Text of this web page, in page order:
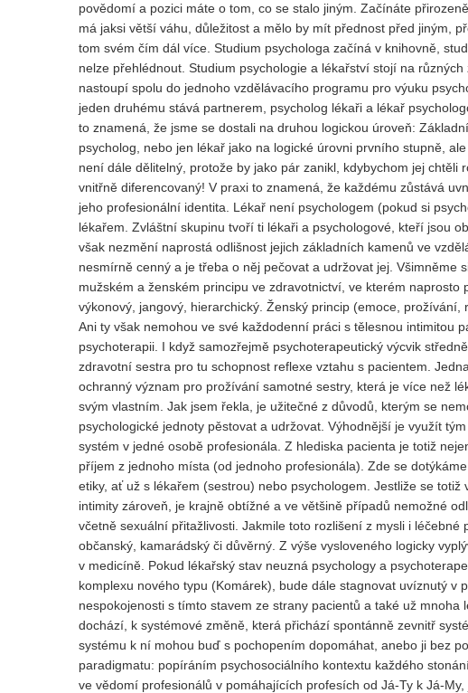
povědomí a pozici máte o tom, co se stalo jiným. Začínáte
má jaksi větší váhu, důležitost a mělo by mít přednost před jiným,
tom svém čím dál více. Studium psychologa začíná v knihovně,
nelze přehlédnout. Studium psychologie a lékařství stojí na
nastoupí spolu do jednoho vzdělávacího programu pro výuku
jeden druhému stává partnerem, psycholog lékaři a lékař
to znamená, že jsme se dostali na druhou logickou úroveň:
psycholog, nebo jen lékař jako na logické úrovni prvního stupně,
není dále dělitelný, protože by jako pár zanikl, kdybychom jej
vnitřně diferencovaný! V praxi to znamená, že každému zůstává
jeho profesionální identita. Lékař není psychologem (pokud si
lékařem. Zvláštní skupinu tvoří ti lékaři a psychologové, kteří jsou
však nezmění naprostá odlišnost jejich základních kamenů ve
nesmírně cenný a je třeba o něj pečovat a udržovat jej.
mužském a ženském principu ve zdravotnictví, ve kterém
výkonový, jangový, hierarchický. Ženský princip (emoce,
Ani ty však nemohou ve své každodenní práci s tělesnou intimitou
psychoterapii. I když samozřejmě psychoterapeutický výcvik
zdravotní sestra pro tu schopnost reflexe vztahu s pacientem.
ochranný význam pro prožívání samotné sestry, která je více než
svým vlastním. Jak jsem řekla, je užitečné z důvodů, kterým se
psychologické jednoty pěstovat a udržovat. Výhodnější je využít
systém v jedné osobě profesionála. Z hlediska pacienta je totiž
příjem z jednoho místa (od jednoho profesionála). Zde se
etiky, ať už s lékařem (sestrou) nebo psychologem. Jestliže se
intimity zároveň, je krajně obtížné a ve většině případů nemožné
včetně sexuální přitažlivosti. Jakmile toto rozlišení z mysli i
občanský, kamarádský či důvěrný. Z výše vysloveného logicky
v medicíně. Pokud lékařský stav neuzná psychology a
komplexu nového typu (Komárek), bude dále stagnovat uvíznutý v
nespokojenosti s tímto stavem ze strany pacientů a také už
dochází, k systémové změně, která přichází spontánně zevnitř
systému k ní mohou buď s pochopením dopomáhat, anebo ji bez
paradigmatu: popíráním psychosociálního kontextu každého
ve vědomí profesionálů v pomáhajících profesích od Já-Ty k Já-